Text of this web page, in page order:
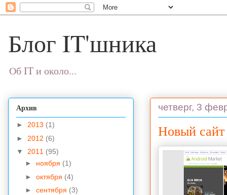
Блог IT'шника
Об IT и около...
четверг, 3
Новый
Архив
► 2013 (1)
► 2012 (6)
▼ 2011 (95)
► ноября (1)
► октября (4)
► сентября (3)